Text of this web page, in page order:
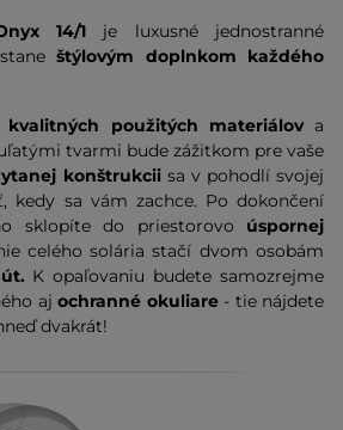
14/1 je luxusné jednostranné
štýlovým doplnkom každého
kvalitných použitých materiálova
tvarmi bude zážitkom pre vaše
konštrukciisa v pohodlí svojej
kedy sa vám zachce. Po dokončení
sklopíte do priestorovo úspornej
celého solária stačí dvom osobám
K opaľovaniu budete samozrejme
aj ochranné okuliare- tie nájdete
dvakrát!